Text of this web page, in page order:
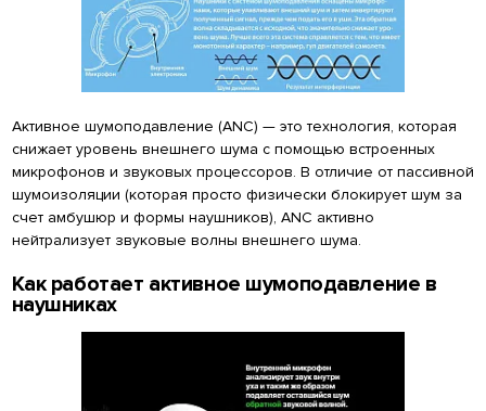
Активное шумоподавление (ANC) — это технология, которая
снижает уровень внешнего шума с помощью встроенных
микрофонов и звуковых процессоров. В отличие от пассивной
шумоизоляции (которая просто физически блокирует шум за
счет амбушюр и формы наушников), ANC активно
нейтрализует звуковые волны внешнего шума.
Как работает активное шумоподавление в
наушниках